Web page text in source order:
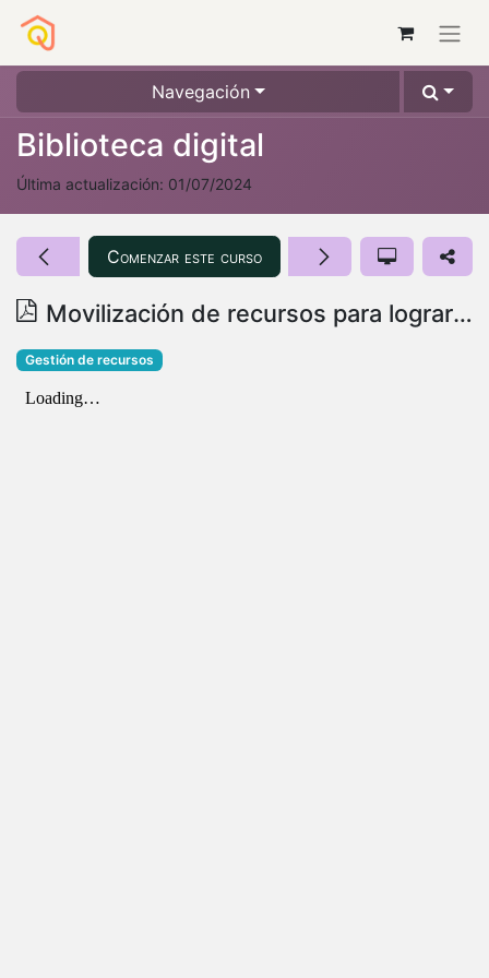
Navegación
Biblioteca digital
Última actualización: 01/07/2024
Movilización de recursos para lograr la sustentabilidad de nuestra causa
Comenzar este curso
Gestión de recursos